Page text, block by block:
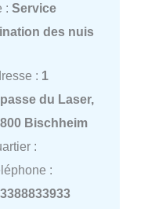
: Service
des nuis
: 1
du Laser,
Bischheim
:
: